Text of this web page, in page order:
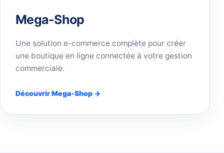
Mega-Shop
Une solution e-commerce complète pour créer
une boutique en ligne connectée à votre gestion
commerciale.
Découvrir Mega-Shop →